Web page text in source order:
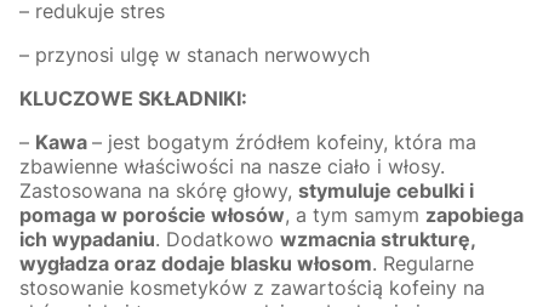
– redukuje stres
– przynosi ulgę w stanach nerwowych
KLUCZOWE SKŁADNIKI:
– Kawa – jest bogatym źródłem kofeiny, która ma
zbawienne właściwości na nasze ciało i włosy.
Zastosowana na skórę głowy, stymuluje cebulki i
pomaga w poroście włosów, a tym samym zapobiega
ich wypadaniu. Dodatkowo wzmacnia strukturę,
wygładza oraz dodaje blasku włosom. Regularne
stosowanie kosmetyków z zawartością kofeiny na